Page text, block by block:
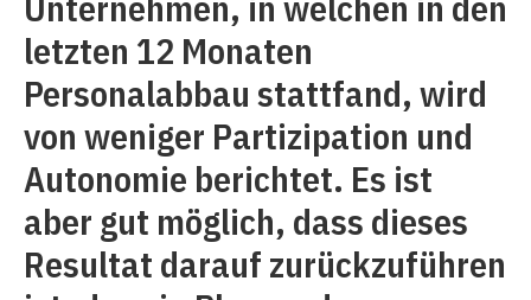
letzten 12 Monaten
Personalabbau stattfand, wird
von weniger Partizipation und
Autonomie berichtet. Es ist
aber gut möglich, dass dieses
Resultat darauf zurückzuführen